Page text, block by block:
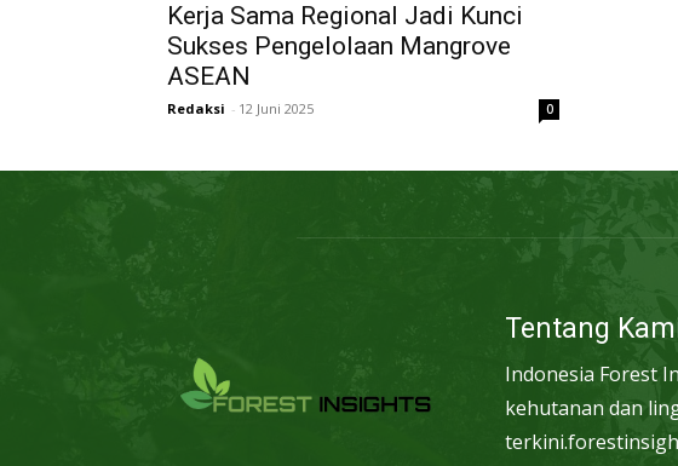
Kerja Sama Regional Jadi Kunci
Sukses Pengelolaan Mangrove
ASEAN
Redaksi - 12 Juni 2025 0
Tentang
Indonesia Forest
kehutanan dan